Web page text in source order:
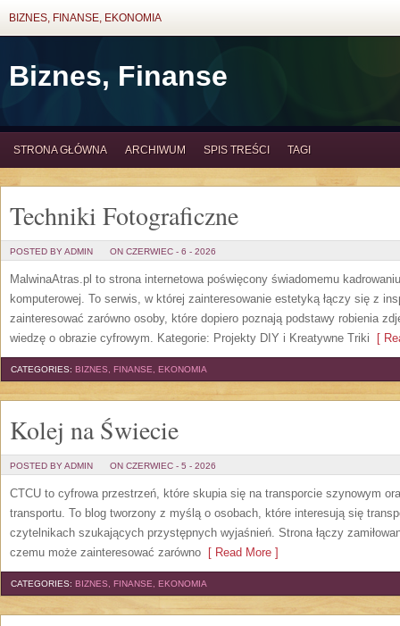
BIZNES, FINANSE, EKONOMIA
Biznes, Finanse
STRONA GŁÓWNA ARCHIWUM SPIS TREŚCI TAGI
Techniki Fotograficzne
POSTED BY ADMIN ON CZERWIEC - 6 - 2026
MalwinaAtras.pl to strona internetowa poświęcony świadomemu
komputerowej. To serwis, w której zainteresowanie estetyką łączy się z
zainteresować zarówno osoby, które dopiero poznają podstawy robienia
wiedzę o obrazie cyfrowym. Kategorie: Projekty DIY i Kreatywne Triki [
CATEGORIES: BIZNES, FINANSE, EKONOMIA
Kolej na Świecie
POSTED BY ADMIN ON CZERWIEC - 5 - 2026
CTCU to cyfrowa przestrzeń, które skupia się na transporcie szynowym
transportu. To blog tworzony z myślą o osobach, które interesują się
czytelnikach szukających przystępnych wyjaśnień. Strona łączy
czemu może zainteresować zarówno [ Read More ]
CATEGORIES: BIZNES, FINANSE, EKONOMIA